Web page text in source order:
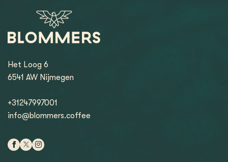
Het Loog 6
6541 AW Nijmegen
+31247997001
info@blommers.coffee